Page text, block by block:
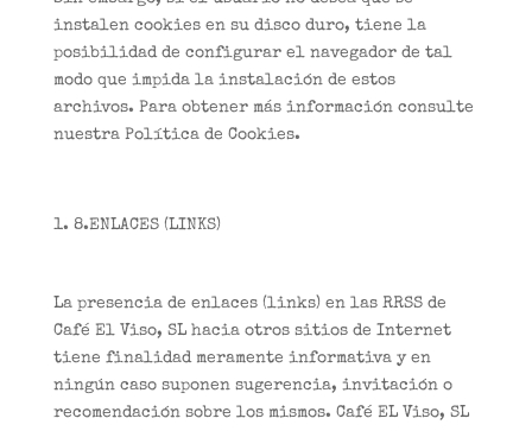
instalen cookies en su disco duro, tiene la
posibilidad de configurar el navegador de tal
modo que impida la instalación de estos
archivos. Para obtener más información consulte
nuestra Política de Cookies.
8.ENLACES (LINKS)
La presencia de enlaces (links) en las RRSS de
Café El Viso, SL hacia otros sitios de Internet
tiene finalidad meramente informativa y en
ningún caso suponen sugerencia, invitación o
recomendación sobre los mismos. Café EL Viso, SL